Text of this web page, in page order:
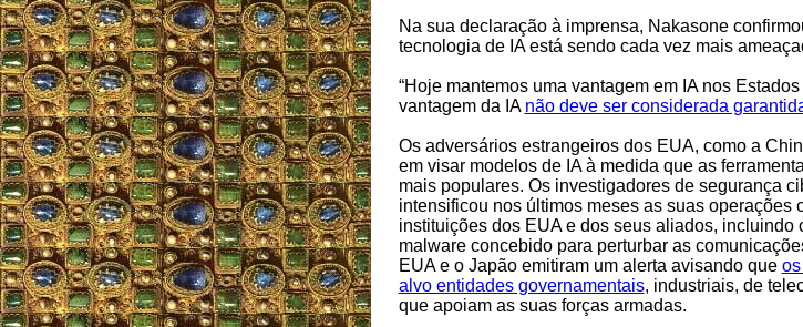
Na sua declaração à imprensa, Nakasone
tecnologia de IA está sendo cada vez mais
“Hoje mantemos uma vantagem em IA nos
vantagem da IA não deve ser considerada
Os adversários estrangeiros dos EUA, como a
em visar modelos de IA à medida que as
mais populares. Os investigadores de segurança
intensificou nos últimos meses as suas operações
instituições dos EUA e dos seus aliados, incluindo
malware concebido para perturbar as
EUA e o Japão emitiram um alerta avisando que
alvo entidades governamentais, industriais, de
que apoiam as suas forças armadas.